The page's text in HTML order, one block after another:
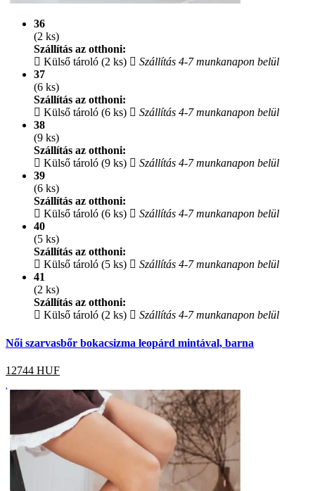
36
(2 ks)
Szállítás az otthoni:
Külső tároló (2 ks)
Szállítás 4-7 munkanapon belül
37
(6 ks)
Szállítás az otthoni:
Külső tároló (6 ks)
Szállítás 4-7 munkanapon belül
38
(9 ks)
Szállítás az otthoni:
Külső tároló (9 ks)
Szállítás 4-7 munkanapon belül
39
(6 ks)
Szállítás az otthoni:
Külső tároló (6 ks)
Szállítás 4-7 munkanapon belül
40
(5 ks)
Szállítás az otthoni:
Külső tároló (5 ks)
Szállítás 4-7 munkanapon belül
41
(2 ks)
Szállítás az otthoni:
Külső tároló (2 ks)
Szállítás 4-7 munkanapon belül
Női szarvasbőr bokacsizma leopárd mintával, barna
12744 HUF